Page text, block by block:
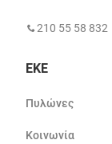
210 55 58 832
ΕΚΕ
Πυλώνες
Κοινωνία